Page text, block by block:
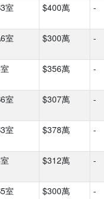
室 $400萬 -
室 $300萬 -
$356萬 -
室 $307萬 -
室 $378萬 -
$312萬 -
室 $300萬 -